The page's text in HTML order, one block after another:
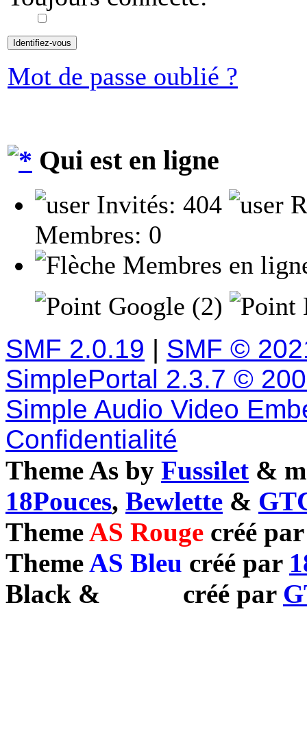
Mot de passe oublié ?
Qui est en ligne
Invités: 404
Membres: 0
Membres en
Google (2)
SMF 2.0.19 | SMF ©
SimplePortal 2.3.7 ©
Simple Audio Video
Confidentialité
Theme As by Fussilet &
18Pouces, Bewlette &
ThemeAS Rouge créé
ThemeAS Bleu créé par
Black & créé par